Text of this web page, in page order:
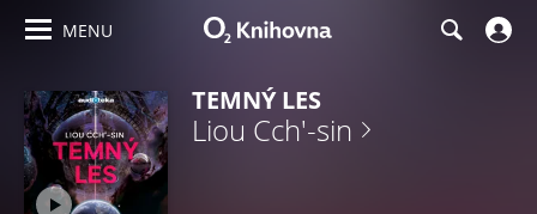
MENU
TEMNÝ LES
Liou Cch'-sin